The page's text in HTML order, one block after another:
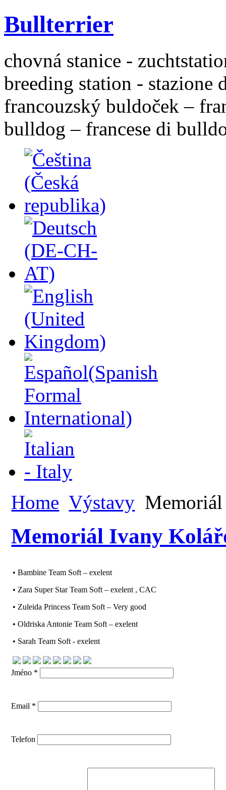
Bullterrier
chovná stanice -
breeding station - stazione
francouzský buldoček –
bulldog – francese di
Home Výstavy
Memoriál Ivany
• Bambine Team Soft – exelent
• Zara Super Star Team Soft – exelent , CAC
• Zuleida Princess Team Soft – Very good
• Oldriska Antonie Team Soft – exelent
• Sarah Team Soft - exelent
Jméno *
Email *
Telefon